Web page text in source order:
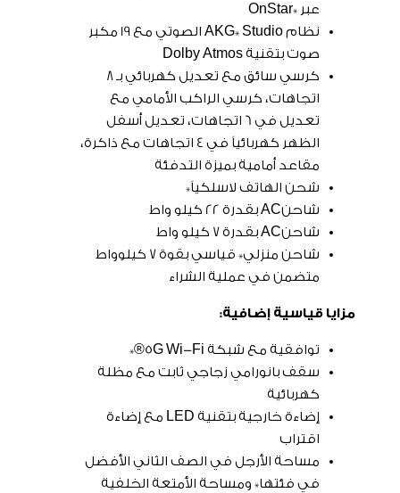
عبر *OnStar
نظام AKG* Studio الصوتي مع 19 مكبر
صوت بتقنية Dolby Atmos
كرسي سائق مع تعديل كهربائي بـ 8
اتجاهات، كرسي الراكب الأمامي مع
تعديل في 6 اتجاهات، تعديل أسفل
الظهر كهربائياً في 4 اتجاهات مع ذاكرة،
مقاعد أمامية بميزة التدفئة
شحن الهاتف لاسلكياً*
شاحنAC بقدرة 22 كيلو واط
شاحنAC بقدرة 7 كيلو واط
شاحن منزلي* قياسي بقوة 7 كيلوواط
متضمن في عملية الشراء
مزايا قياسية إضافية:
توافقية مع شبكة 5G Wi-Fi®*
سقف بانورامي زجاجي ثابت مع مظلة
كهربائية
إضاءة خارجية بتقنية LED مع إضاءة
اقتراب
مساحة الأرجل في الصف الثاني الأفضل
في فئتها* ومساحة الأمتعة الخلفية